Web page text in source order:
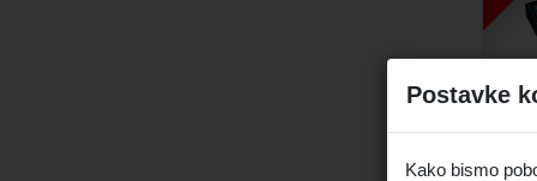
Postavke
Kako bismo